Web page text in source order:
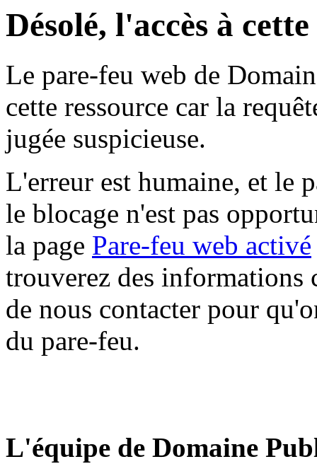
Désolé, l'accès à
Le pare-feu web de
cette ressource car la
jugée suspicieuse.
L'erreur est humaine, et le
le blocage n'est pas
la page Pare-feu web activé
trouverez des informations
de nous contacter pour
du pare-feu.
L'équipe de Domaine